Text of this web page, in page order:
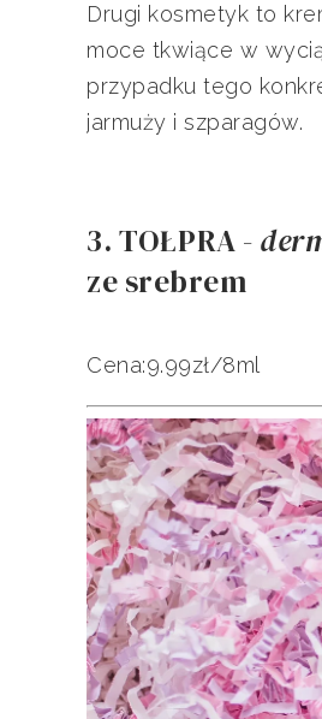
Drugi kosmetyk to
moce tkwiące w
przypadku tego
jarmuży i szparagów.
3. TOŁPRA -
ze srebrem
Cena:9.99zł/8ml